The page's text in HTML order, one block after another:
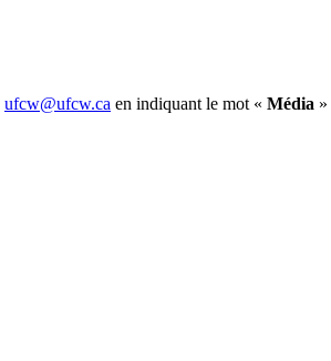
ufcw@ufcw.ca en indiquant le mot « Média